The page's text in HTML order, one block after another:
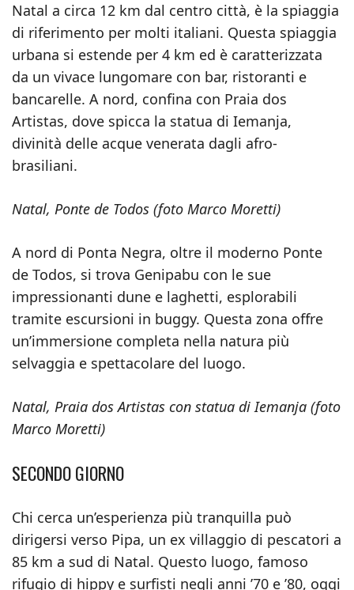
Natal a circa 12 km dal centro città, è la spiaggia
di riferimento per molti italiani. Questa spiaggia
urbana si estende per 4 km ed è caratterizzata
da un vivace lungomare con bar, ristoranti e
bancarelle. A nord, confina con Praia dos
Artistas, dove spicca la statua di Iemanja,
divinità delle acque venerata dagli afro-
brasiliani.
Natal, Ponte de Todos (foto Marco Moretti)
A nord di Ponta Negra, oltre il moderno Ponte
de Todos, si trova Genipabu con le sue
impressionanti dune e laghetti, esplorabili
tramite escursioni in buggy. Questa zona offre
un’immersione completa nella natura più
selvaggia e spettacolare del luogo.
Natal, Praia dos Artistas con statua di Iemanja (foto
Marco Moretti)
SECONDO GIORNO
Chi cerca un’esperienza più tranquilla può
dirigersi verso Pipa, un ex villaggio di pescatori a
85 km a sud di Natal. Questo luogo, famoso
rifugio di hippy e surfisti negli anni ’70 e ’80, oggi